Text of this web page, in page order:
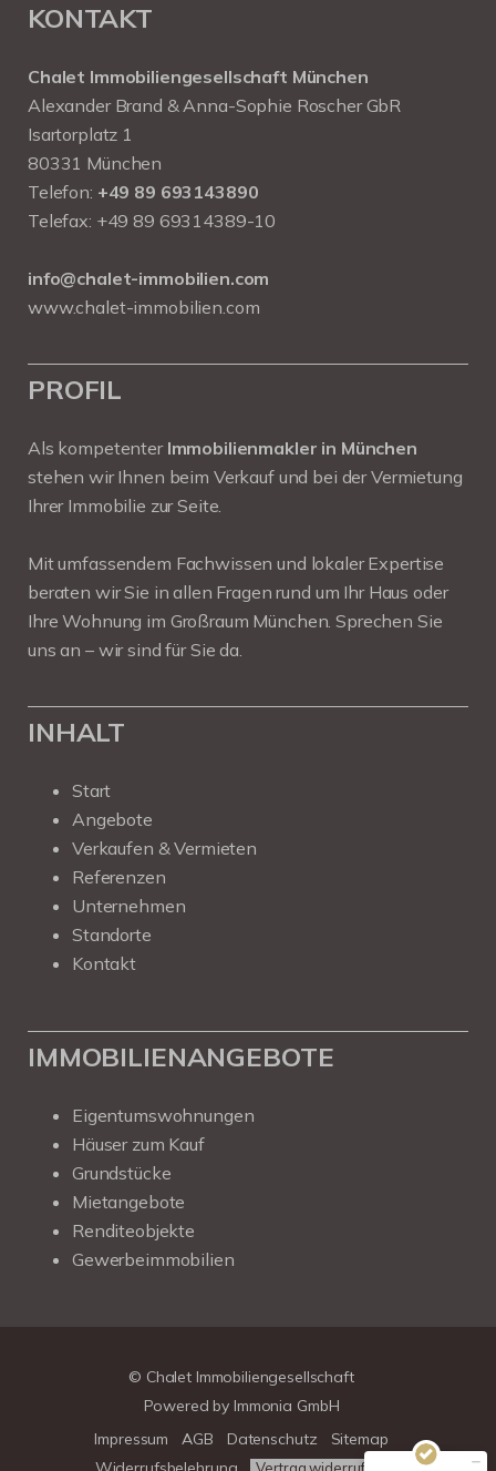
KONTAKT
Chalet Immobiliengesellschaft München
Alexander Brand & Anna-Sophie Roscher GbR
Isartorplatz 1
80331 München
Telefon: +49 89 693143890
Telefax: +49 89 69314389-10
info@chalet-immobilien.com
www.chalet-immobilien.com
PROFIL
Als kompetenter Immobilienmakler in München
stehen wir Ihnen beim Verkauf und bei der Vermietung
Ihrer Immobilie zur Seite.
Mit umfassendem Fachwissen und lokaler Expertise
beraten wir Sie in allen Fragen rund um Ihr Haus oder
Ihre Wohnung im Großraum München. Sprechen Sie
uns an – wir sind für Sie da.
INHALT
Start
Angebote
Verkaufen & Vermieten
Referenzen
Unternehmen
Standorte
Kontakt
IMMOBILIENANGEBOTE
Eigentumswohnungen
Häuser zum Kauf
Grundstücke
Mietangebote
Renditeobjekte
Gewerbeimmobilien
© Chalet Immobiliengesellschaft
Powered by Immonia GmbH
Impressum
AGB Datenschutz
Sitemap
SEHR GUT
4,78 / 5,00